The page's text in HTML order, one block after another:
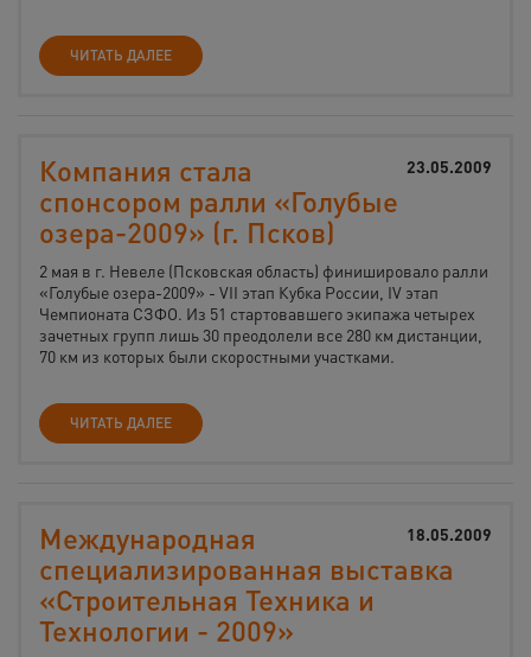
ЧИТАТЬ ДАЛЕЕ
23.05.2009
Компания стала
спонсором ралли «Голубые
озера-2009» (г. Псков)
2 мая в г. Невеле (Псковская область) финишировало ралли
«Голубые озера-2009» - VII этап Кубка России, IV этап
Чемпионата СЗФО. Из 51 стартовавшего экипажа четырех
зачетных групп лишь 30 преодолели все 280 км дистанции,
70 км из которых были скоростными участками.
ЧИТАТЬ ДАЛЕЕ
18.05.2009
Международная
специализированная выставка
«Строительная Техника и
Технологии - 2009»